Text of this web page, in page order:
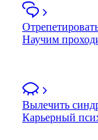
Научим
Вылечить
Карьерный